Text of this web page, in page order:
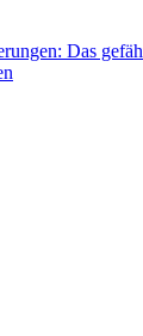
Das